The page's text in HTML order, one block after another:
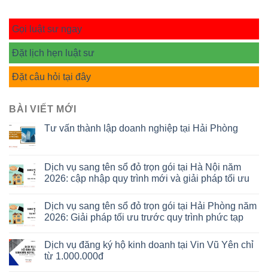
Gọi luật sư ngay
Đặt lịch hẹn luật sư
Đặt câu hỏi tại đây
BÀI VIẾT MỚI
Tư vấn thành lập doanh nghiệp tại Hải Phòng
Dịch vụ sang tên sổ đỏ trọn gói tại Hà Nội năm
2026: cập nhập quy trình mới và giải pháp tối ưu
Dịch vụ sang tên sổ đỏ trọn gói tại Hải Phòng năm
2026: Giải pháp tối ưu trước quy trình phức tạp
Dịch vụ đăng ký hộ kinh doanh tại Vin Vũ Yên chỉ
từ 1.000.000đ